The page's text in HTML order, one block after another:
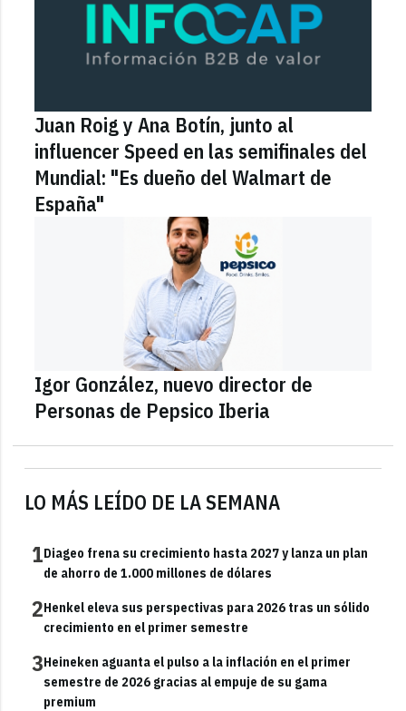
LO MÁS LEÍDO DE LA SEMANA
1Diageo frena su crecimiento hasta 2027 y lanza un plan
de ahorro de 1.000 millones de dólares
2Henkel eleva sus perspectivas para 2026 tras un sólido
crecimiento en el primer semestre
3Heineken aguanta el pulso a la inflación en el primer
semestre de 2026 gracias al empuje de su gama
premium
Juan Roig y Ana Botín, junto al
influencer Speed en las semifinales del
Mundial: "Es dueño del Walmart de
España"
Igor González, nuevo director de
Personas de Pepsico Iberia